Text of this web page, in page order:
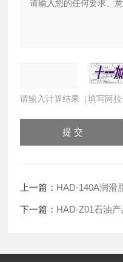
请输入计算结果（填写阿
上一篇： HAD-140A润滑
下一篇： HAD-Z01石油